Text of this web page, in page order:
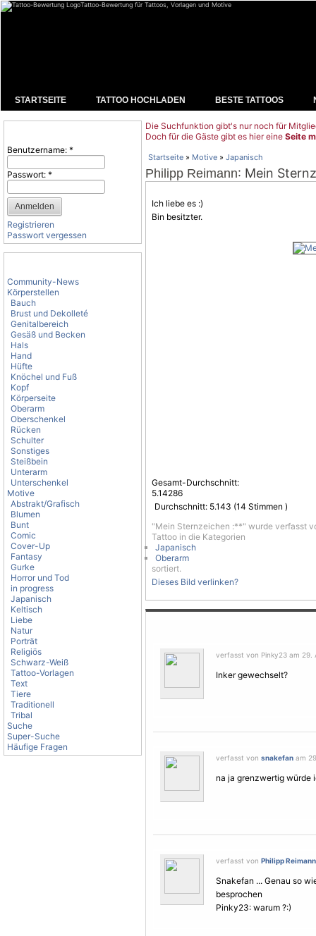
Tattoo-Bewertung für Tattoos, Vorlagen und Motive
STARTSEITE TATTOO HOCHLADEN BESTE TATTOOS
Benutzername: *
Passwort: *
Registrieren
Passwort vergessen
Community-News
Körperstellen
Bauch
Brust und Dekolleté
Genitalbereich
Gesäß und Becken
Hals
Hand
Hüfte
Knöchel und Fuß
Kopf
Körperseite
Oberarm
Oberschenkel
Rücken
Schulter
Sonstiges
Steißbein
Unterarm
Unterschenkel
Motive
Abstrakt/Grafisch
Blumen
Bunt
Comic
Cover-Up
Fantasy
Gurke
Horror und Tod
in progress
Japanisch
Keltisch
Liebe
Natur
Porträt
Religiös
Schwarz-Weiß
Tattoo-Vorlagen
Text
Tiere
Traditionell
Tribal
Suche
Super-Suche
Häufige Fragen
Die Suchfunktion gibt's nur noch für
Doch für die Gäste gibt es hier eine Seite
Startseite » Motive » Japanisch
Philipp Reimann: Mein
Ich liebe es :)
Bin besitzter.
Gesamt-Durchschnitt:
5.14286
Durchschnitt: 5.143 (14 Stimmen )
"Mein Sternzeichen :**" wurde verfasst
Tattoo in die Kategorien
Japanisch
Oberarm
sortiert.
Dieses Bild verlinken?
verfasst von Pinky23 am 29.
Inker gewechselt?
verfasst von snakefan am
na ja grenzwertig würde
verfasst von Philipp Reimann
Snakefan ... Genau so
besprochen
Pinky23: warum ?:)